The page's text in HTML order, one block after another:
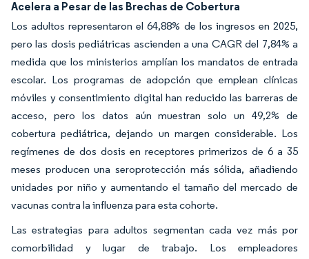
Acelera a Pesar de las Brechas de Cobertura
Los adultos representaron el 64,88% de los ingresos en 2025,
pero las dosis pediátricas ascienden a una CAGR del 7,84% a
medida que los ministerios amplían los mandatos de entrada
escolar. Los programas de adopción que emplean clínicas
móviles y consentimiento digital han reducido las barreras de
acceso, pero los datos aún muestran solo un 49,2% de
cobertura pediátrica, dejando un margen considerable. Los
regímenes de dos dosis en receptores primerizos de 6 a 35
meses producen una seroprotección más sólida, añadiendo
unidades por niño y aumentando el tamaño del mercado de
vacunas contra la influenza para esta cohorte.
Las estrategias para adultos segmentan cada vez más por
comorbilidad y lugar de trabajo. Los empleadores